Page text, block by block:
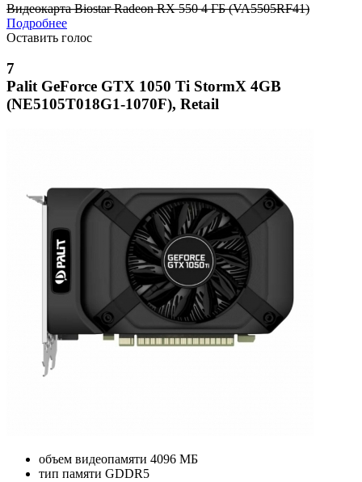
Видеокарта Biostar Radeon RX 550 4 ГБ (VA5505RF41)
Подробнее
Оставить голос
7
Palit GeForce GTX 1050 Ti StormX 4GB
(NE5105T018G1-1070F), Retail
объем видеопамяти 4096 МБ
тип памяти GDDR5